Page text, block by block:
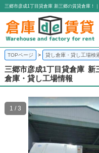
TOPページ 貸し倉庫・貸し工場検
三郷市彦成1丁目貸倉庫 新
倉庫・貸し工場情報
1 / 3